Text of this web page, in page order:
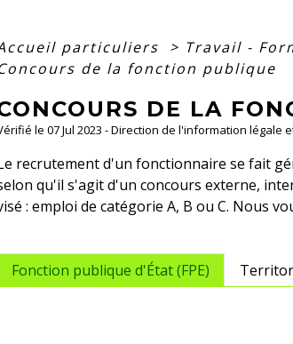
particuliers > Travail -
de la fonction publique
DE LA
le 07 Jul 2023 - Direction de l'information légale
recrutement d'un fonctionnaire se fait
qu'il s'agit d'un concours externe,
: emploi de catégorie A, B ou C. Nous
Fonction publique d'État (FPE)